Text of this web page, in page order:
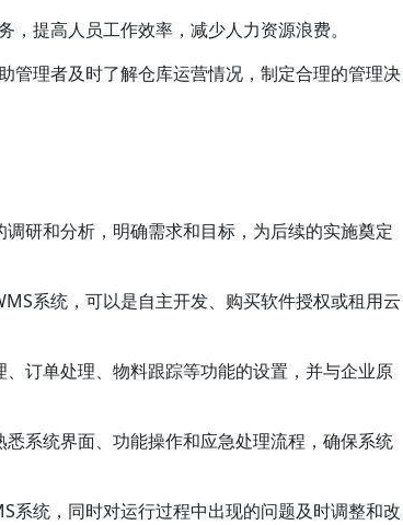
，提高人员工作效率，减少人力资源浪费。
管理者及时了解仓库运营情况，制定合理的管理决
研和分析，明确需求和目标，为后续的实施奠定
系统，可以是自主开发、购买软件授权或租用云
订单处理、物料跟踪等功能的设置，并与企业原
系统界面、功能操作和应急处理流程，确保系统
系统，同时对运行过程中出现的问题及时调整和改